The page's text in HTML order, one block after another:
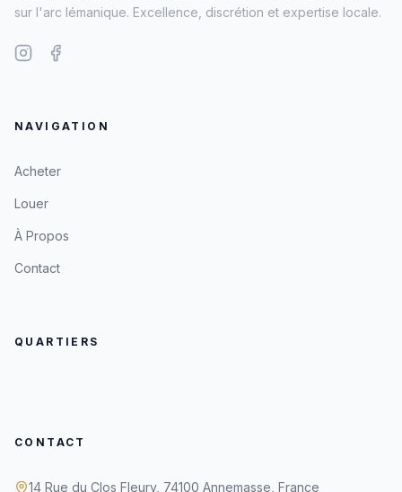
sur l'arc lémanique. Excellence, discrétion et expertise locale.
NAVIGATION
Acheter
Louer
À Propos
Contact
QUARTIERS
CONTACT
14 Rue du Clos Fleury, 74100 Annemasse, France